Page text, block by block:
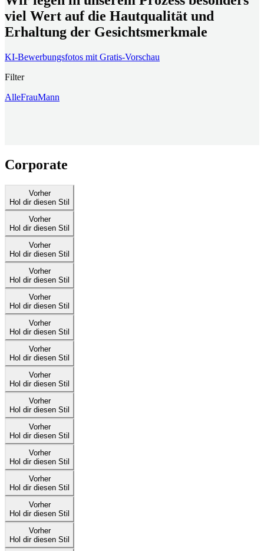
viel Wert auf die Hautqualität und
Erhaltung der Gesichtsmerkmale
KI-Bewerbungsfotos mit Gratis-Vorschau
Filter
AlleFrauMann
Corporate
Vorher
Hol dir diesen Stil
Vorher
Hol dir diesen Stil
Vorher
Hol dir diesen Stil
Vorher
Hol dir diesen Stil
Vorher
Hol dir diesen Stil
Vorher
Hol dir diesen Stil
Vorher
Hol dir diesen Stil
Vorher
Hol dir diesen Stil
Vorher
Hol dir diesen Stil
Vorher
Hol dir diesen Stil
Vorher
Hol dir diesen Stil
Vorher
Hol dir diesen Stil
Vorher
Hol dir diesen Stil
Vorher
Hol dir diesen Stil